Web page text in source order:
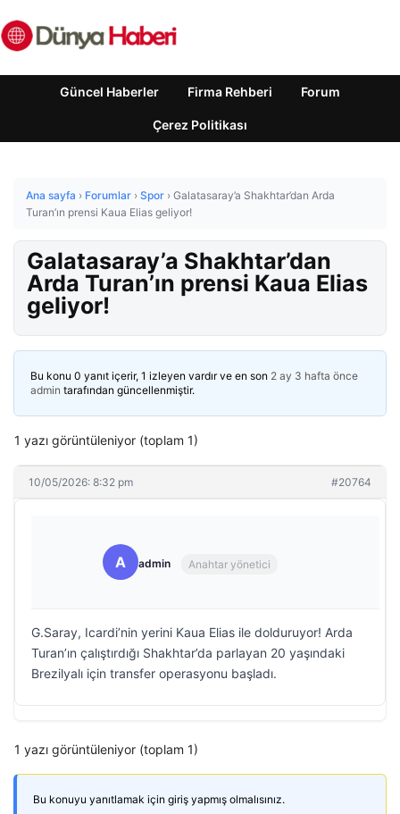
Güncel Haberler Firma Rehberi Forum
Çerez Politikası
Ana sayfa › Forumlar › Spor › Galatasaray’a Shakhtar’dan Arda
Turan’ın prensi Kaua Elias geliyor!
Galatasaray’a Shakhtar’dan
Arda Turan’ın prensi Kaua Elias
geliyor!
Bu konu 0 yanıt içerir, 1 izleyen vardır ve en son 2 ay 3 hafta önce
admin tarafından güncellenmiştir.
1 yazı görüntüleniyor (toplam 1)
10/05/2026: 8:32 pm #20764
A admin Anahtar yönetici
G.Saray, Icardi’nin yerini Kaua Elias ile dolduruyor! Arda
Turan’ın çalıştırdığı Shakhtar’da parlayan 20 yaşındaki
Brezilyalı için transfer operasyonu başladı.
1 yazı görüntüleniyor (toplam 1)
Bu konuyu yanıtlamak için giriş yapmış olmalısınız.